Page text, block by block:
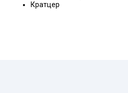
Кратцер